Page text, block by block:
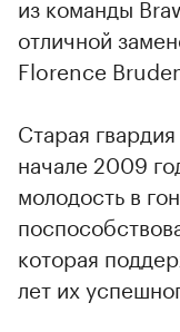
из команды
отличной
Florence
Старая
начале 2009
молодость в
которая
лет их